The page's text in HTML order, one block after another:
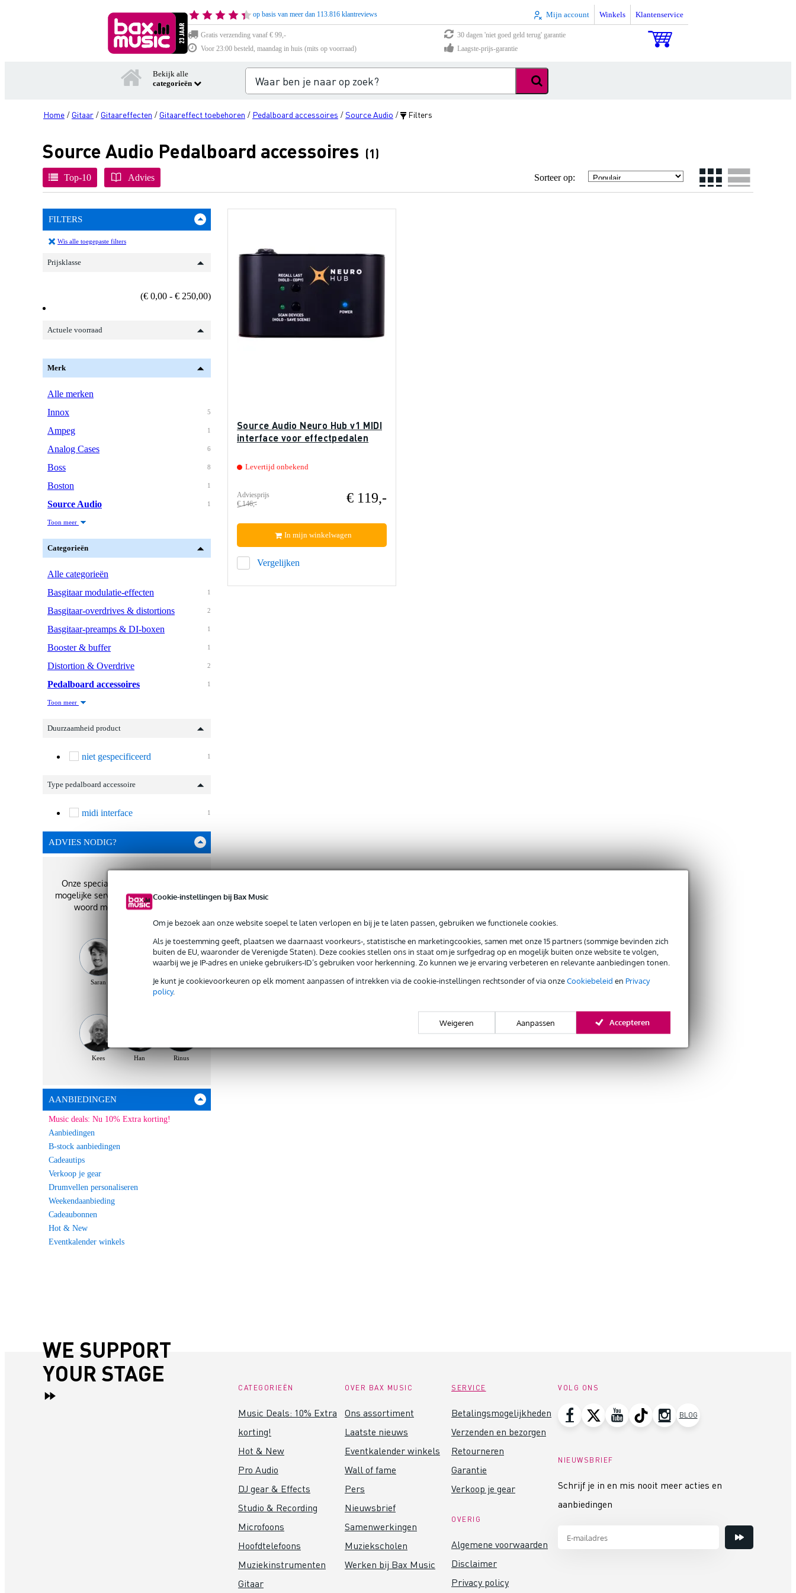
Cookie-instellingen bij Bax Music
Om je bezoek aan onze website soepel te laten verlopen en bij je te laten passen, gebruiken we functionele cookies.
Als je toestemming geeft, plaatsen we daarnaast voorkeurs-, statistische en marketingcookies, samen met onze 15 partners (sommige bevinden zich
buiten de EU, waaronder de Verenigde Staten). Deze cookies stellen ons in staat om je surfgedrag op en mogelijk buiten onze website te volgen,
waarbij we je IP-adres en unieke gebruikers-ID’s gebruiken voor herkenning. Zo kunnen we je ervaring verbeteren en relevante aanbiedingen tonen.
Je kunt je cookievoorkeuren op elk moment aanpassen of intrekken via de cookie-instellingen rechtsonder of via onzeCookiebeleid en Privacy
policy.
Weigeren Aanpassen Accepteren
op basis van meer dan 113.816 klantreviews Mijn account Winkels Klantenservice
Gratis verzending vanaf € 99,-
30 dagen 'niet goed geld terug' garantie
Voor 23:00 besteld, maandag in huis (mits op voorraad)
Laagste-prijs-garantie
Bekijk alle
categorieën
Home / Gitaar / Gitaareffecten / Gitaareffect toebehoren / Pedalboard accessoires /Source Audio / Filters
Source Audio Pedalboard accessoires (1)
Top-10 Advies Sorteer op:
FILTERS
Wis alle toegepaste filters
Prijsklasse
(€ 0,00 - € 250,00)
Actuele voorraad
Merk
Alle merken
5
Innox
1
Ampeg
6
Analog Cases
8
Boss
1
Boston
1
Source Audio
Toon meer
Categorieën
Alle categorieën
1
Basgitaar modulatie-effecten
2
Basgitaar-overdrives & distortions
1
Basgitaar-preamps & DI-boxen
1
Booster & buffer
2
Distortion & Overdrive
1
Pedalboard accessoires
Toon meer
Duurzaamheid product
1
niet gespecificeerd
Type pedalboard accessoire
1
midi interface
ADVIES NODIG?
Onze specialisten geven je de best
mogelijke service. Zij staan je graag te
woord met het beste advies!
Saran Stefan
Kees Han Rinus
AANBIEDINGEN
Music deals: Nu 10% Extra korting!
Aanbiedingen
B-stock aanbiedingen
Cadeautips
Verkoop je gear
Drumvellen personaliseren
Weekendaanbieding
Cadeaubonnen
Hot & New
Eventkalender winkels
Source Audio Neuro Hub v1 MIDI
interface voor effectpedalen
Levertijd onbekend
Adviesprijs
€ 146,-
€ 119,-
Vergelijken
In mijn winkelwagen
WE SUPPORT
YOUR STAGE
CATEGORIEËN
Music Deals: 10% Extra
korting!
Hot & New
Pro Audio
DJ gear & Effects
Studio & Recording
Microfoons
Hoofdtelefoons
Muziekinstrumenten
Gitaar
OVER BAX MUSIC
Ons assortiment
Laatste nieuws
Eventkalender winkels
Wall of fame
Pers
Nieuwsbrief
Samenwerkingen
Muziekscholen
Werken bij Bax Music
SERVICE
Betalingsmogelijkheden
Verzenden en bezorgen
Retourneren
Garantie
Verkoop je gear
OVERIG
Algemene voorwaarden
Disclaimer
Privacy policy
VOLG ONS
BLOG
NIEUWSBRIEF
Schrijf je in en mis nooit meer acties en
aanbiedingen